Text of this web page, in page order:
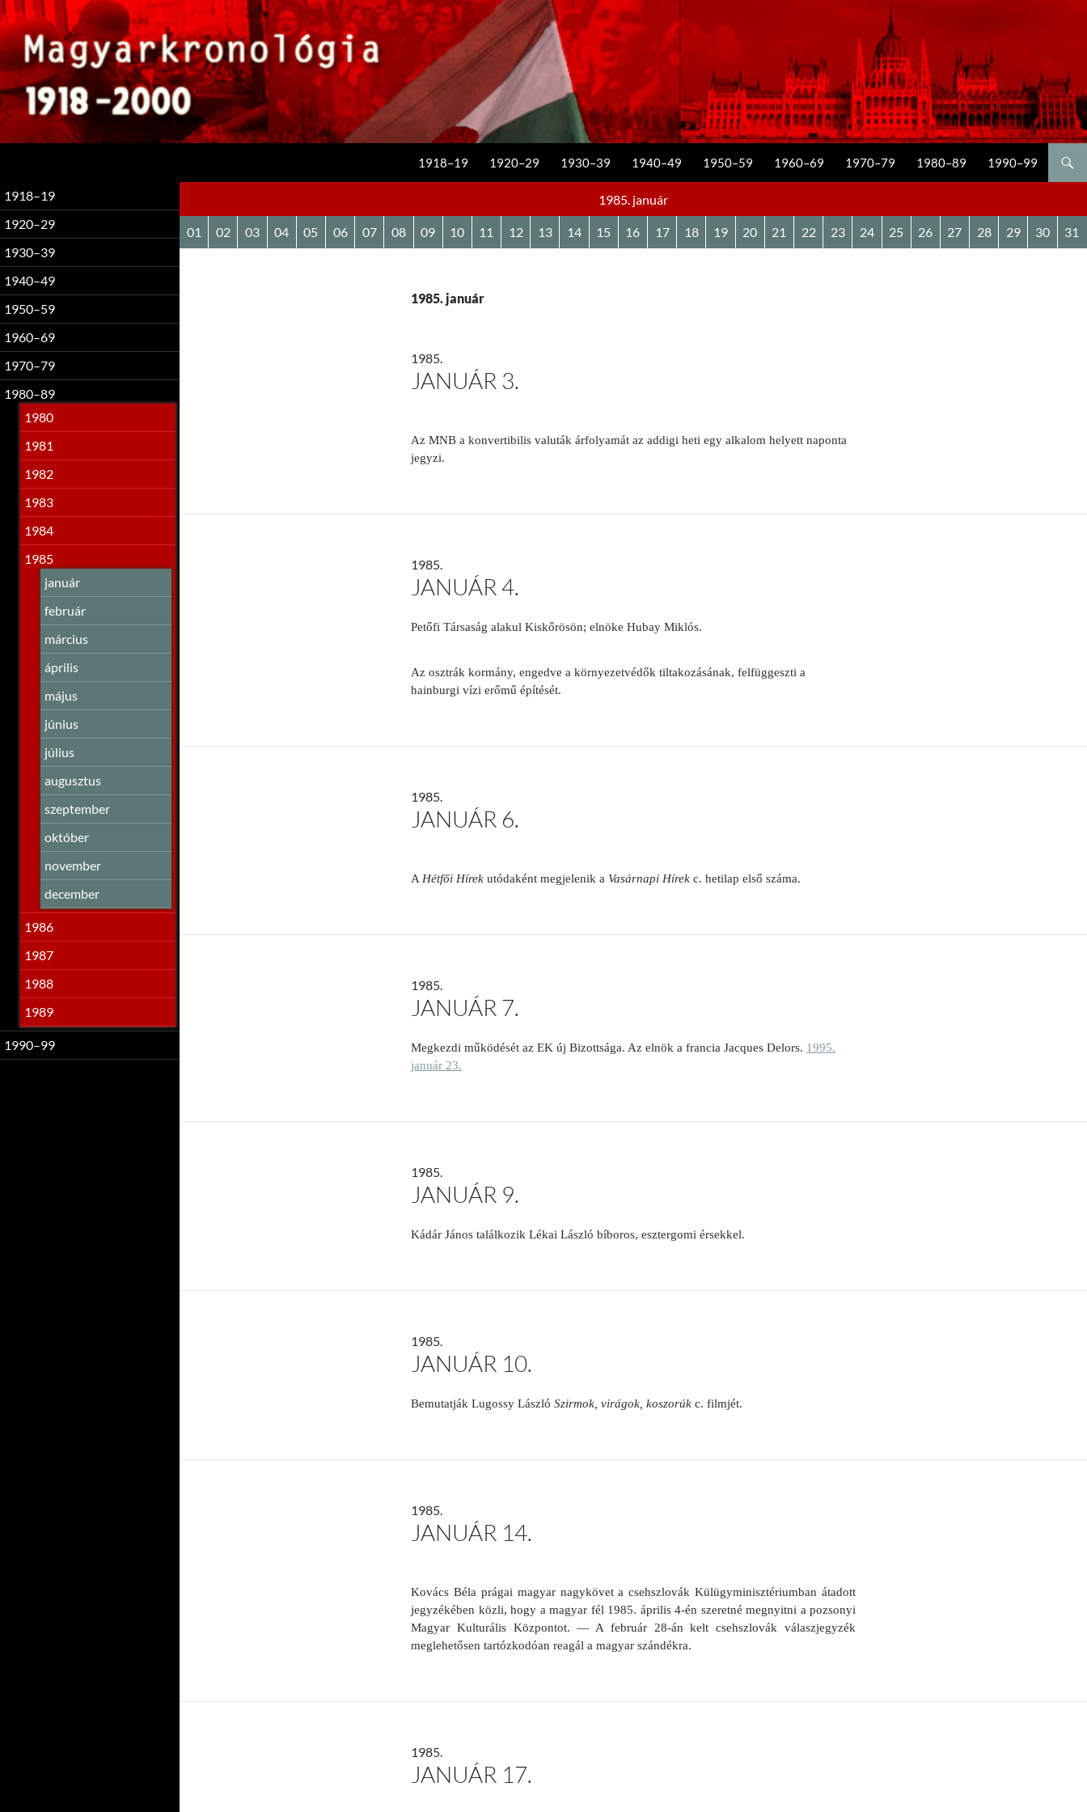
1918–19 1920–29 1930–39 1940–49 1950–59 1960–69 1970–79 1980–89 1990–99
1985. január
01 02 03 04 05 06 07 08 09 10 11 12 13 14 15 16 17 18 19 20 21 22 23 24 25 26 27 28 29 30 31
1985. január
1985.
JANUÁR 3.
Az MNB a konvertibilis valuták árfolyamát az addigi heti egy alkalom helyett naponta
jegyzi.
1985.
JANUÁR 4.
Petőfi Társaság alakul Kiskőrösön; elnöke Hubay Miklós.
Az osztrák kormány, engedve a környezetvédők tiltakozásának, felfüggeszti a
hainburgi vízi erőmű építését.
1985.
JANUÁR 6.
A Hétfői Hírek utódaként megjelenik a Vasárnapi Hírek c. hetilap első száma.
1985.
JANUÁR 7.
Megkezdi működését az EK új Bizottsága. Az elnök a francia Jacques Delors. 1995.
január 23.
1985.
JANUÁR 9.
Kádár János találkozik Lékai László bíboros, esztergomi érsekkel.
1985.
JANUÁR 10.
Bemutatják Lugossy László Szirmok, virágok, koszorúk c. filmjét.
1985.
JANUÁR 14.
Kovács Béla prágai magyar nagykövet a csehszlovák Külügyminisztériumban átadott
jegyzékében közli, hogy a magyar fél 1985. április 4-én szeretné megnyitni a pozsonyi
Magyar Kulturális Központot. — A február 28-án kelt csehszlovák válaszjegyzék
meglehetősen tartózkodóan reagál a magyar szándékra.
1985.
JANUÁR 17.
1918–19
1920–29
1930–39
1940–49
1950–59
1960–69
1970–79
1980–89
1980
1981
1982
1983
1984
1985
január
február
március
április
május
június
július
augusztus
szeptember
október
november
december
1986
1987
1988
1989
1990–99